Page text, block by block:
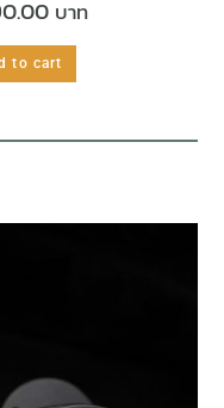
to cart